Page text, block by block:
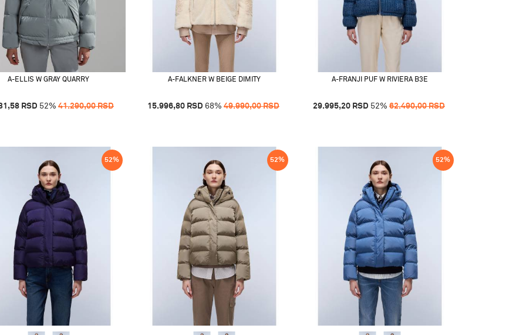
A-ELLIS W GRAY QUARRY
RSD 52% 41.290,00RSD
A-FALKNER W BEIGE DIMITY
15.996,80 RSD 68% 49.990,00RSD
A-FRANJI PUF W RIVIERA B3E
29.995,20 RSD 52% 62.490,00RSD
52% 52% 52%